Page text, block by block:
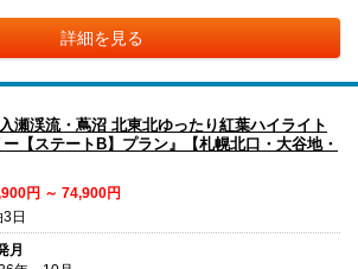
詳細を見る
瀬渓流・蔦沼 北東北ゆったり紅葉ハイライト
【ステートB】プラン』【札幌北口・大谷地・
円 ～ 74,900円
日
月